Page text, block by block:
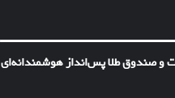
و صندوق طلا پس‌انداز هوشمندانه‌ای